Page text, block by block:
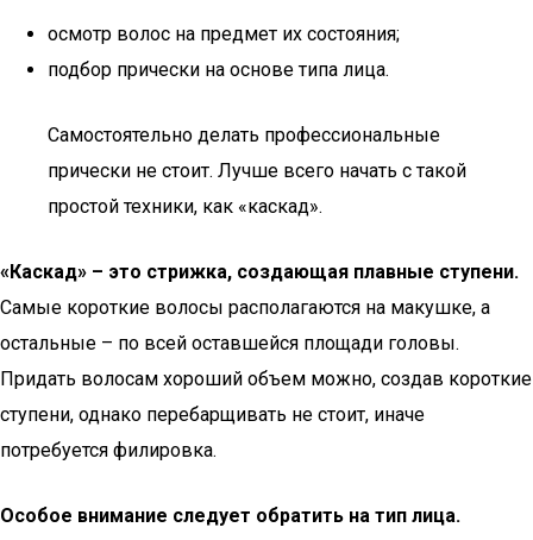
осмотр волос на предмет их состояния;
подбор прически на основе типа лица.
Самостоятельно делать профессиональные
прически не стоит. Лучше всего начать с такой
простой техники, как «каскад».
«Каскад» – это стрижка, создающая плавные ступени.
Самые короткие волосы располагаются на макушке, а
остальные – по всей оставшейся площади головы.
Придать волосам хороший объем можно, создав короткие
ступени, однако перебарщивать не стоит, иначе
потребуется филировка.
Особое внимание следует обратить на тип лица.